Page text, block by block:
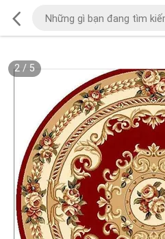
2/ 5